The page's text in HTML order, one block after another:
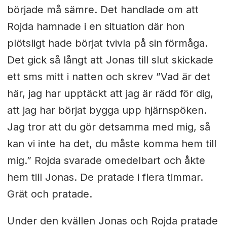
började må sämre. Det handlade om att
Rojda hamnade i en situation där hon
plötsligt hade börjat tvivla på sin förmåga.
Det gick så långt att Jonas till slut skickade
ett sms mitt i natten och skrev ”Vad är det
här, jag har upptäckt att jag är rädd för dig,
att jag har börjat bygga upp hjärnspöken.
Jag tror att du gör detsamma med mig, så
kan vi inte ha det, du måste komma hem till
mig.” Rojda svarade omedelbart och åkte
hem till Jonas. De pratade i flera timmar.
Grät och pratade.
Under den kvällen Jonas och Rojda pratade